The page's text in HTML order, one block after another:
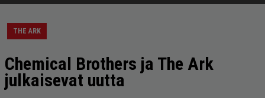
THE ARK
Chemical Brothers ja The Ark
julkaisevat uutta